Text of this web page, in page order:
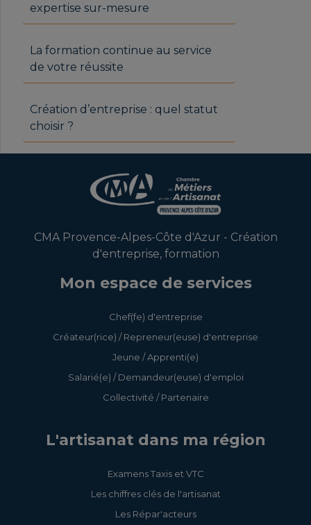
expertise sur-mesure
La formation continue au service
de votre réussite
Création d’entreprise : quel statut
choisir ?
CMA Provence-Alpes-Côte d'Azur - Création
d'entreprise, formation
Mon espace de services
Chef(fe) d'entreprise
Créateur(rice) / Repreneur(euse) d'entreprise
Jeune / Apprenti(e)
Salarié(e) / Demandeur(euse) d'emploi
Collectivité / Partenaire
L'artisanat dans ma région
Examens Taxis et VTC
Les chiffres clés de l'artisanat
Les Répar'acteurs